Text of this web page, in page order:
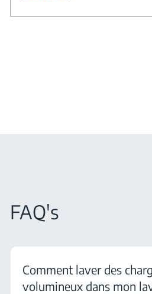
FAQ's
Comment laver des
volumineux dans mon